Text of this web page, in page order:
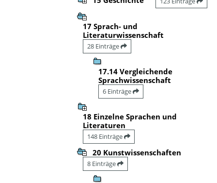
17 Sprach- und
Literaturwissenschaft
28 Einträge
17.14 Vergleichende
Sprachwissenschaft
6 Einträge
18 Einzelne Sprachen und
Literaturen
148 Einträge
20 Kunstwissenschaften
8 Einträge